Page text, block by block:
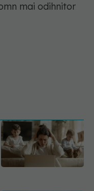
mai odihnitor